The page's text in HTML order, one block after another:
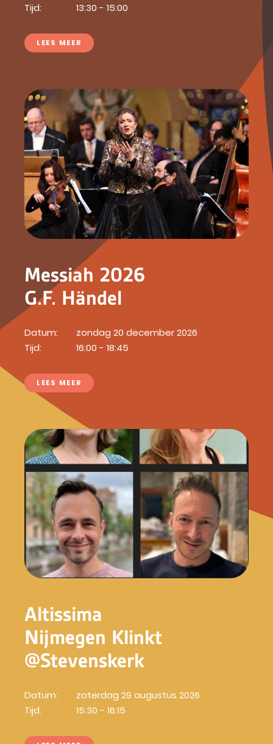
Tijd:
13:30 - 15:00
LEES MEER
Messiah 2026
G.F. Händel
Datum:
Tijd:
zondag 20 december 2026
16:00 - 18:45
LEES MEER
Altissima
Nijmegen Klinkt
@Stevenskerk
Datum:
Tijd:
zaterdag 29 augustus 2026
15:30 - 16:15